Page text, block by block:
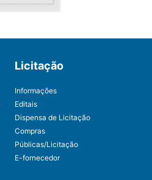
Licitação
Informações
Editais
Dispensa de Licitação
Compras
Públicas/Licitação
E-fornecedor